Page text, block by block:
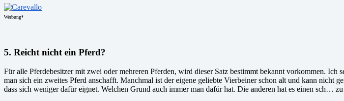
Werbung*
5. Reicht nicht ein Pferd?
Für alle Pferdebesitzer mit zwei oder mehreren Pferden, wird dieser Satz bestimmt bekannt vorkommen. Ich
man sich ein zweites Pferd anschafft. Manchmal ist der eigene geliebte Vierbeiner schon alt und kann nicht
dass sich weniger dafür eignet. Welchen Grund auch immer man dafür hat. Die anderen hat es einen sch…